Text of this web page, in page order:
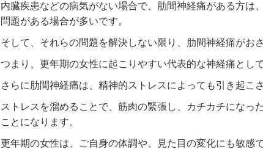
内臓疾患などの病気がない場合で、肋間神経痛がある方は
問題がある場合が多いです。
そして、それらの問題を解決しない限り、肋間神経痛がお
つまり、更年期の女性に起こりやすい代表的な神経痛とし
さらに肋間神経痛は、精神的ストレスによっても引き起こ
ストレスを溜めることで、筋肉の緊張し、カチカチになっ
ことになります。
更年期の女性は、ご自身の体調や、見た目の変化にも敏感